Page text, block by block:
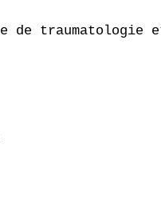
de traumatologie